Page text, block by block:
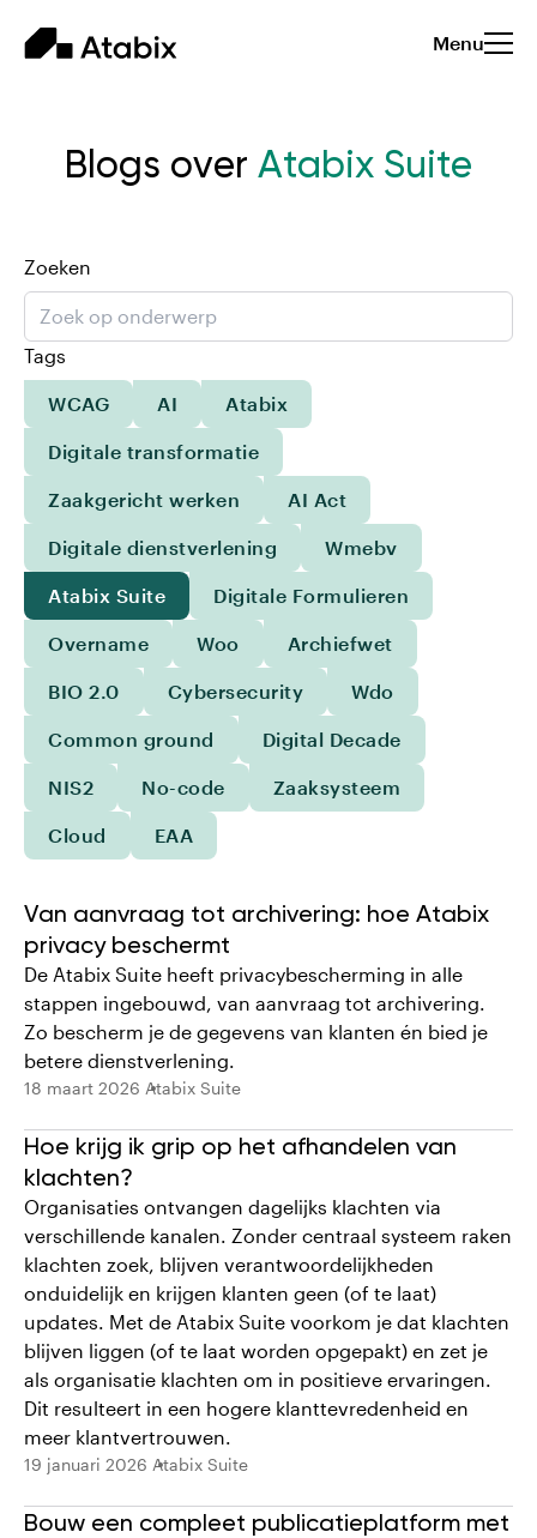
Menu
Blogs over Atabix Suite
Zoeken
Tags
WCAG AI Atabix
Digitale transformatie
Zaakgericht werken AI Act
Digitale dienstverlening Wmebv
Atabix Suite Digitale Formulieren
Overname Woo Archiefwet
BIO 2.0 Cybersecurity Wdo
Common ground Digital Decade
NIS2 No-code Zaaksysteem
Cloud EAA
Van aanvraag tot archivering: hoe Atabix
privacy beschermt
De Atabix Suite heeft privacybescherming in alle
stappen ingebouwd, van aanvraag tot archivering.
Zo bescherm je de gegevens van klanten én bied je
betere dienstverlening.
18 maart 2026 Atabix Suite
Hoe krijg ik grip op het afhandelen van
klachten?
Organisaties ontvangen dagelijks klachten via
verschillende kanalen. Zonder centraal systeem raken
klachten zoek, blijven verantwoordelijkheden
onduidelijk en krijgen klanten geen (of te laat)
updates. Met de Atabix Suite voorkom je dat klachten
blijven liggen (of te laat worden opgepakt) en zet je
als organisatie klachten om in positieve ervaringen.
Dit resulteert in een hogere klanttevredenheid en
meer klantvertrouwen.
19 januari 2026 Atabix Suite
Bouw een compleet publicatieplatform met